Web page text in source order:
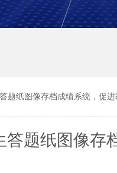
题纸图像存档成绩系统，促
题纸图像存